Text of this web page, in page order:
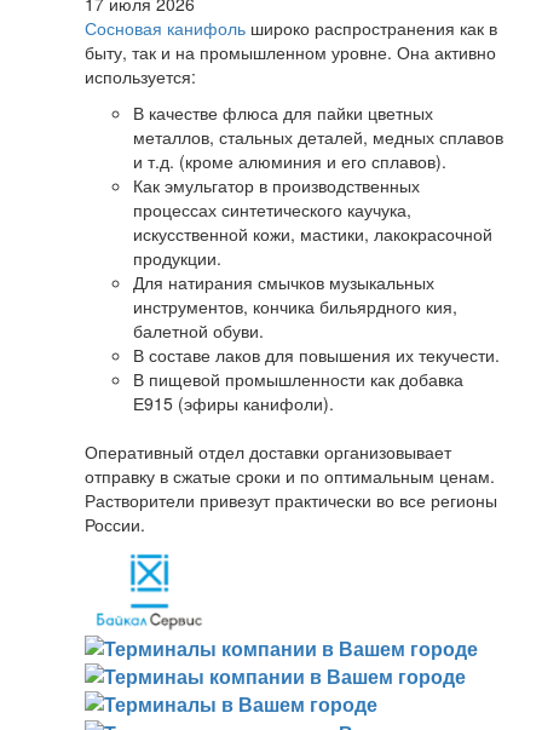
Сосновая канифоль широко распространения как в
быту, так и на промышленном уровне. Она активно
используется:
В качестве флюса для пайки цветных
металлов, стальных деталей, медных сплавов
и т.д. (кроме алюминия и его сплавов).
Как эмульгатор в производственных
процессах синтетического каучука,
искусственной кожи, мастики, лакокрасочной
продукции.
Для натирания смычков музыкальных
инструментов, кончика бильярдного кия,
балетной обуви.
В составе лаков для повышения их текучести.
В пищевой промышленности как добавка
Е915 (эфиры канифоли).
Оперативный отдел доставки организовывает
отправку в сжатые сроки и по оптимальным ценам.
Растворители привезут практически во все регионы
России.